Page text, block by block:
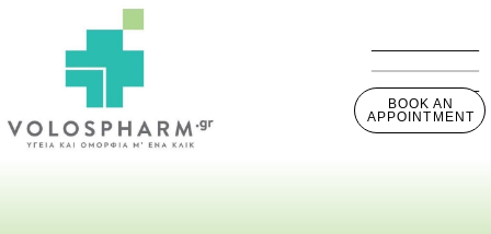
BOOK AN
APPOINTMENT